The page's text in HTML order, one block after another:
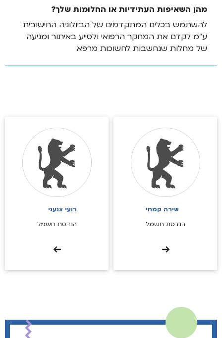
מהן השאיפות העתידיות או החלומות שלך?
להשתמש בכלים המתקדמים של הביולוגיה החישובית
ע"מ לקדם את המחקר הרפואי ולסייע באיתור ומניעה
של מחלות שנחשבות לחשוכות מרפא
שירה קמחי
הנדסת חשמל
רועי צנעני
הנדסת חשמל